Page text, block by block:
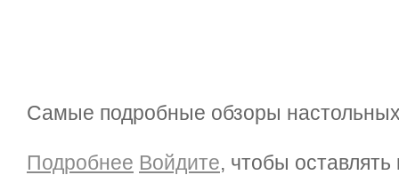
Самые подробные обзоры
Подробнее о Игра в бутылочку
Войдите, чтобы